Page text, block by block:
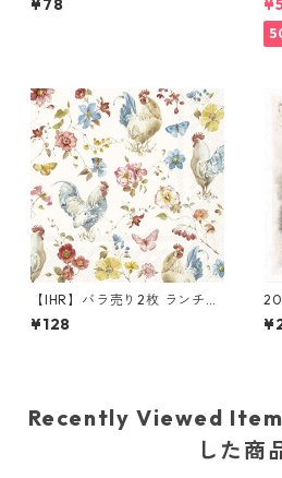
RSM1052 デコパージュ
¥78
【IHR】バラ売り2枚 ランチサ
イズ ペーパーナプキン COUN
TRY ROOSTER クリーム
¥128
ミ
Recently Viewed
した商